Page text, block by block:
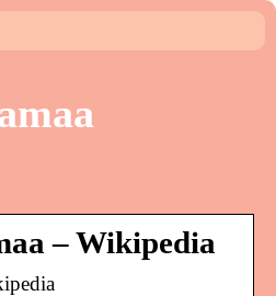
– Wikipedia